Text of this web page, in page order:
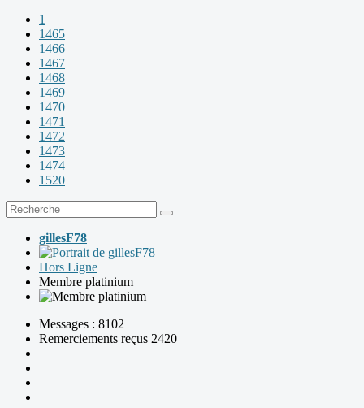
1
1465
1466
1467
1468
1469
1470
1471
1472
1473
1474
1520
gillesF78
Hors Ligne
Membre platinium
Messages : 8102
Remerciements reçus 2420